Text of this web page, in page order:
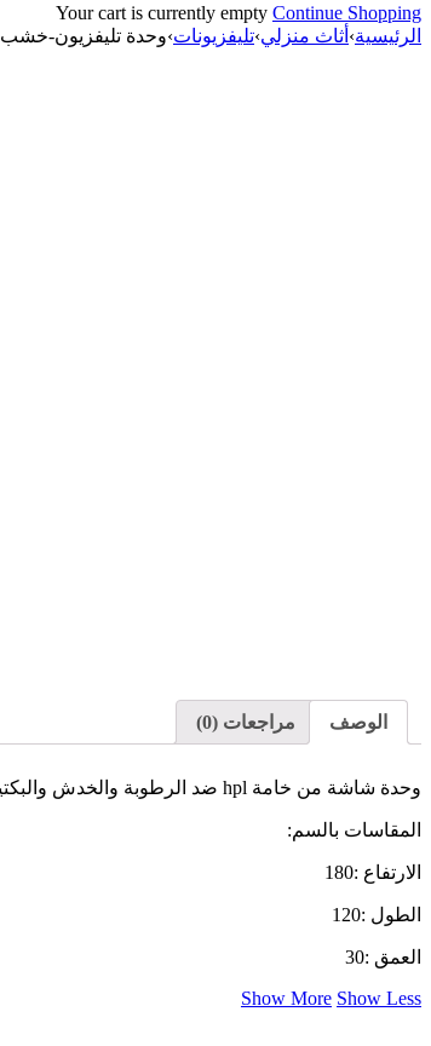
Your cart is currently empty Continue Shopping
الرئيسية› أثاث منزلي›تليفزيونات›وحدة تليفزيون-خشب
الوصف مراجعات (0)
وحدة شاشة من خامة hpl ضد الرطوبة والخدش والبكتيريا و الماء
المقاسات بالسم:
الارتفاع :180
الطول :120
العمق :30
Show More Show Less